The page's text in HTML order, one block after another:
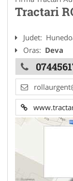
Tractari
Judet:
Oras: Deva